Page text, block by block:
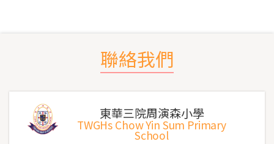
聯絡我們
東華三院周演森小學
TWGHs Chow Yin Sum Primary
School